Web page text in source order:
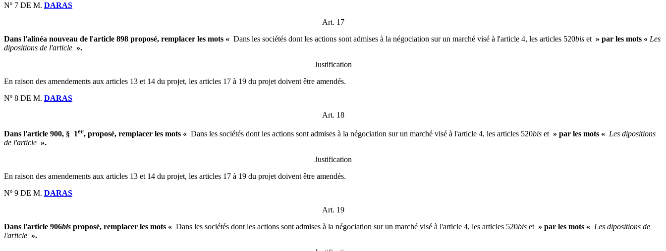
Nº 7 DE M. DARAS
Art. 17
Dans l'alinéa nouveau de l'article 898 proposé, remplacer les mots « Dans les sociétés dont les actions sont admises à la négociation sur un marché visé à l'article 4, les articles 520bis et » par les mots « Les
dipositions de l'article ».
Justification
En raison des amendements aux articles 13 et 14 du projet, les articles 17 à 19 du projet doivent être amendés.
Nº 8 DE M. DARAS
Art. 18
Dans l'article 900, § 1er, proposé, remplacer les mots « Dans les sociétés dont les actions sont admises à la négociation sur un marché visé à l'article 4, les articles 520bis et » par les mots « Les dipositions
de l'article ».
Justification
En raison des amendements aux articles 13 et 14 du projet, les articles 17 à 19 du projet doivent être amendés.
Nº 9 DE M. DARAS
Art. 19
Dans l'article 906bis proposé, remplacer les mots « Dans les sociétés dont les actions sont admises à la négociation sur un marché visé à l'article 4, les articles 520bis et » par les mots « Les dipositions de
l'article ».